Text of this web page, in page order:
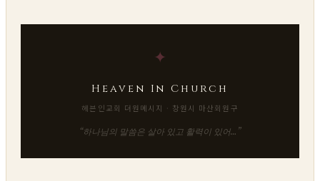
✦
Heaven In Church
헤븐인교회 더원메시지 · 창원시 마산회원구
“하나님의 말씀은 살아 있고 활력이 있어…”